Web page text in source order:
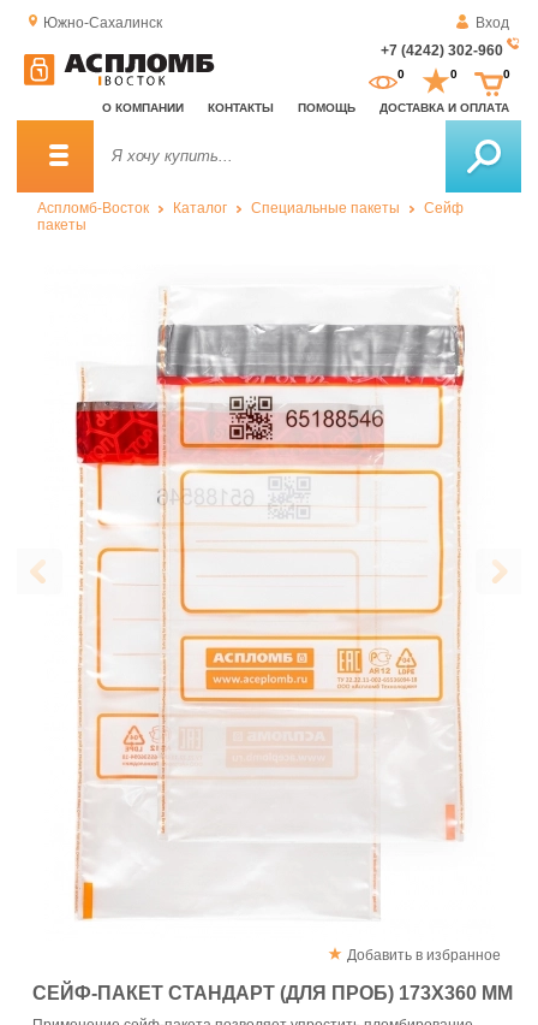
Южно-Сахалинск
Вход
+7 (4242) 302-960
О КОМПАНИИ КОНТАКТЫ ПОМОЩЬ ДОСТАВКА И ОПЛАТА
0 0 0
Аспломб-Восток Каталог Специальные пакеты
Сейф
пакеты
Добавить в избранное
СЕЙФ-ПАКЕТ СТАНДАРТ (ДЛЯ ПРОБ) 173Х360 ММ